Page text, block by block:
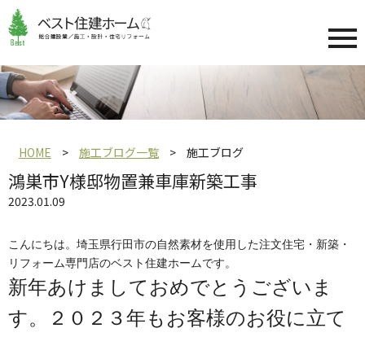
HOME 施工ブログ一覧 施工ブログ
鴻巣市Y様邸物置兼車庫新築工事
2023.01.09
こんにちは。埼玉県行田市の自然素材を使用した注文住宅・新築・
リフォーム専門店のベスト住建ホームです。
新年あけましておめでとうございま
す。２０２３年もお客様のお役に立て